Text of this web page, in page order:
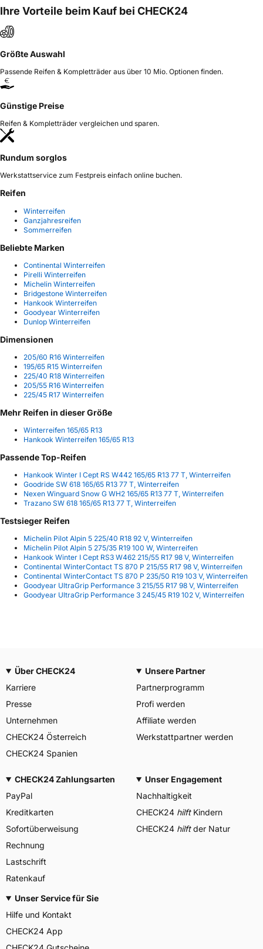
Ihre Vorteile beim Kauf bei CHECK24
Größte Auswahl
Passende Reifen & Kompletträder aus über 10 Mio. Optionen finden.
Günstige Preise
Reifen & Kompletträder vergleichen und sparen.
Rundum sorglos
Werkstattservice zum Festpreis einfach online buchen.
Reifen
Winterreifen
Ganzjahresreifen
Sommerreifen
Beliebte Marken
Continental Winterreifen
Pirelli Winterreifen
Michelin Winterreifen
Bridgestone Winterreifen
Hankook Winterreifen
Goodyear Winterreifen
Dunlop Winterreifen
Dimensionen
205/60 R16 Winterreifen
195/65 R15 Winterreifen
225/40 R18 Winterreifen
205/55 R16 Winterreifen
225/45 R17 Winterreifen
Mehr Reifen in dieser Größe
Winterreifen 165/65 R13
Hankook Winterreifen 165/65 R13
Passende Top-Reifen
Hankook Winter I Cept RS W442 165/65 R13 77 T, Winterreifen
Goodride SW 618 165/65 R13 77 T, Winterreifen
Nexen Winguard Snow G WH2 165/65 R13 77 T, Winterreifen
Trazano SW 618 165/65 R13 77 T, Winterreifen
Testsieger Reifen
Michelin Pilot Alpin 5 225/40 R18 92 V, Winterreifen
Michelin Pilot Alpin 5 275/35 R19 100 W, Winterreifen
Hankook Winter I Cept RS3 W462 215/55 R17 98 V, Winterreifen
Continental WinterContact TS 870 P 215/55 R17 98 V, Winterreifen
Continental WinterContact TS 870 P 235/50 R19 103 V, Winterreifen
Goodyear UltraGrip Performance 3 215/55 R17 98 V, Winterreifen
Goodyear UltraGrip Performance 3 245/45 R19 102 V, Winterreifen
Über CHECK24
Karriere
Presse
Unternehmen
CHECK24 Österreich
CHECK24 Spanien
Unsere Partner
Partnerprogramm
Profi werden
Affiliate werden
Werkstattpartner werden
CHECK24 Zahlungsarten
PayPal
Kreditkarten
Sofortüberweisung
Rechnung
Lastschrift
Ratenkauf
Unser Engagement
Nachhaltigkeit
CHECK24 hilftKindern
CHECK24 hilftder Natur
Unser Service für Sie
Hilfe und Kontakt
CHECK24 App